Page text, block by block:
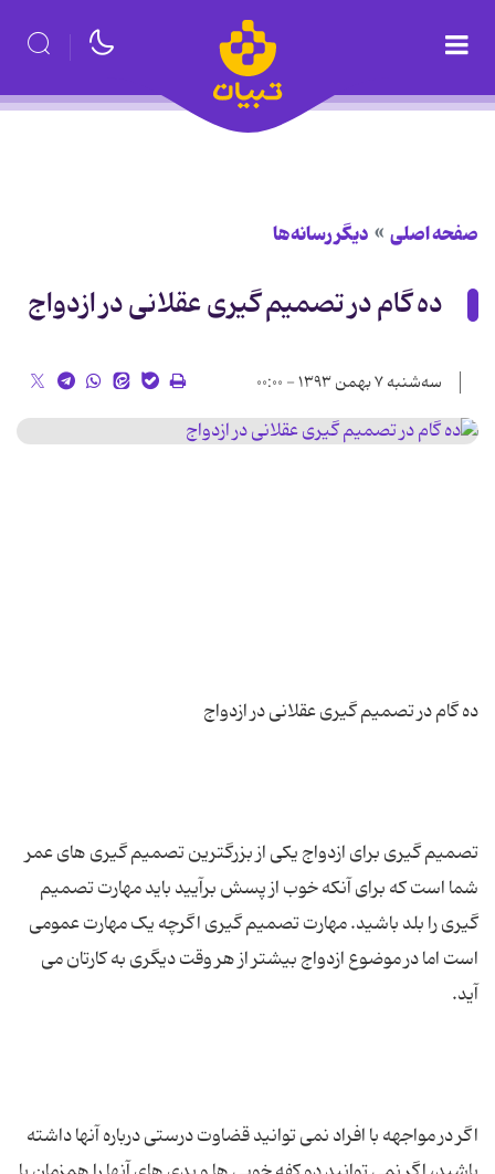
صفحه اصلی دیگر رسانه‌ها
ده گام در تصمیم گیری عقلانی در ازدواج
سه‌شنبه ۷ بهمن ۱۳۹۳ - ۰۰:۰۰
تصمیم گیری برای ازدواج یکی از بزرگترین تصمیم گیری های عمر
شما است که برای آنکه خوب از پسش برآیید باید مهارت تصمیم
گیری را بلد باشید. مهارت تصمیم گیری اگرچه یک مهارت عمومی
است اما در موضوع ازدواج بیشتر از هر وقت دیگری به کارتان می
اگر در مواجهه با افراد نمی توانید قضاوت درستی درباره آنها داشته